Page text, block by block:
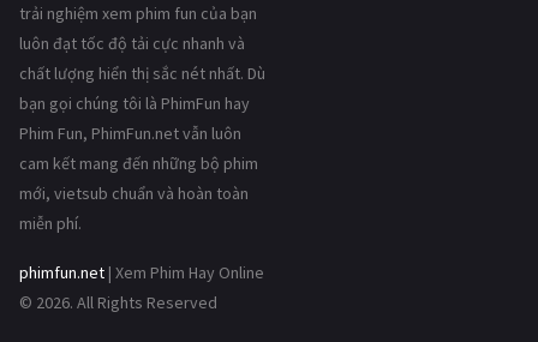
trải nghiệm xem phim fun của bạn
luôn đạt tốc độ tải cực nhanh và
chất lượng hiển thị sắc nét nhất. Dù
bạn gọi chúng tôi là PhimFun hay
Phim Fun, PhimFun.net vẫn luôn
cam kết mang đến những bộ phim
mới, vietsub chuẩn và hoàn toàn
miễn phí.
phimfun.net | Xem Phim Hay Online
© 2026. All Rights Reserved